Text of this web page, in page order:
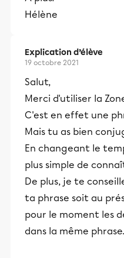
Hélène
Explication d’élève
19 octobre 2021
Salut,
Merci d'utiliser la
C'est en effet une
Mais tu as bien
En changeant le
plus simple de
De plus, je te
ta phrase soit au
pour le moment les
dans la même phrase.